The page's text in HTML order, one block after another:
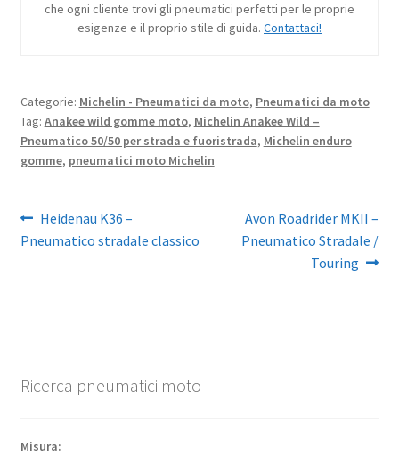
che ogni cliente trovi gli pneumatici perfetti per le proprie
esigenze e il proprio stile di guida. Contattaci!
Categorie: Michelin - Pneumatici da moto, Pneumatici da moto
Tag: Anakee wild gomme moto, Michelin Anakee Wild –
Pneumatico 50/50 per strada e fuoristrada, Michelin enduro
gomme, pneumatici moto Michelin
Navigazione
articoli
Articolo
precedente:
Heidenau K36 –
Pneumatico stradale classico
Articolo
successivo:
Avon Roadrider MKII –
Pneumatico Stradale /
Touring
Ricerca pneumatici moto
Misura: